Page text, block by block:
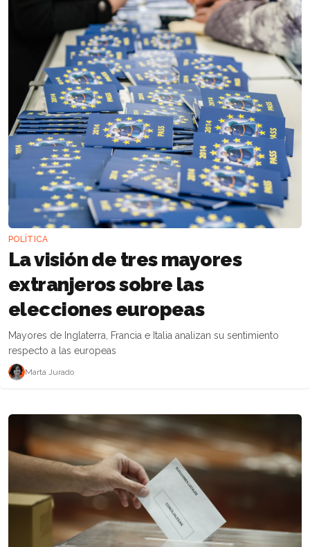
POLÍTICA
La visión de tres mayores
extranjeros sobre las
elecciones europeas
Mayores de Inglaterra, Francia e Italia analizan su sentimiento
respecto a las europeas
Marta Jurado